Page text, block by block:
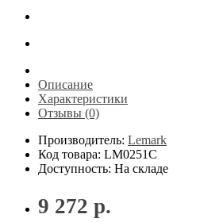
Описание
Характеристики
Отзывы (0)
Производитель: Lemark
Код товара: LM0251C
Доступность: На складе
9 272 р.